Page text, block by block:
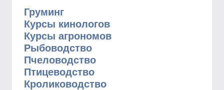
Груминг
Курсы кинологов
Курсы агрономов
Рыбоводство
Пчеловодство
Птицеводство
Кролиководство